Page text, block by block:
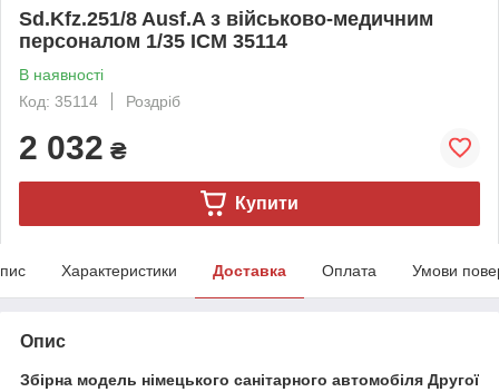
Sd.Kfz.251/8 Ausf.A з військово-медичним
персоналом 1/35 ICM 35114
В наявності
Код: 35114
Роздріб
2 032 ₴
Купити
Характеристики Доставка Оплата Умови
Опис
Збірна модель німецького санітарного автомобіля Другої